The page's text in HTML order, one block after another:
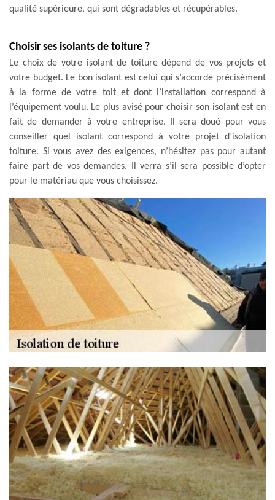
qualité supérieure, qui sont dégradables et récupérables.
Choisir ses isolants de toiture ?
Le choix de votre isolant de toiture dépend de vos projets et
votre budget. Le bon isolant est celui qui s’accorde précisément
à la forme de votre toit et dont l’installation correspond à
l’équipement voulu. Le plus avisé pour choisir son isolant est en
fait de demander à votre entreprise. Il sera doué pour vous
conseiller quel isolant correspond à votre projet d’isolation
toiture. Si vous avez des exigences, n’hésitez pas pour autant
faire part de vos demandes. Il verra s’il sera possible d’opter
pour le matériau que vous choisissez.